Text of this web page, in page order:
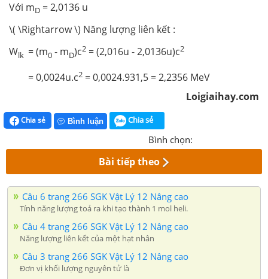
Với mD = 2,0136 u
\( \Rightarrow \) Năng lượng liên kết :
Wlk = (m0 - mD)c2 = (2,016u - 2,0136u)c2
= 0,0024u.c2 = 0,0024.931,5 = 2,2356 MeV
Loigiaihay.com
Chia sẻ Bình luận Chia sẻ
Bình chọn:
Bài tiếp theo
Câu 6 trang 266 SGK Vật Lý 12 Nâng cao
Tính năng lượng toả ra khi tạo thành 1 mol heli.
Câu 4 trang 266 SGK Vật Lý 12 Nâng cao
Năng lượng liên kết của một hạt nhân
Câu 3 trang 266 SGK Vật Lý 12 Nâng cao
Đơn vị khối lượng nguyên tử là